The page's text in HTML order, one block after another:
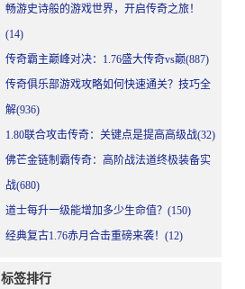
畅游史诗般的游戏世界，开启传奇之旅！
(14)
传奇霸主巅峰对决：1.76盛大传奇vs巅(887)
传奇俱乐部游戏攻略如何快速通关？技巧全
解(936)
1.80联合攻击传奇：关键点是提高高级战(32)
佛芒金链制霸传奇：高阶战法道终极装备实
战(680)
道士每升一级能增加多少生命值？(150)
经典复古1.76赤月合击重磅来袭！(12)
标签排行